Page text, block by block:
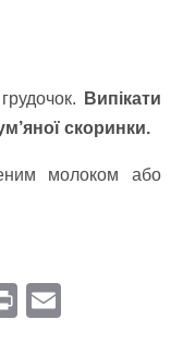
Випікати
скоринки.
молоком або
Pr